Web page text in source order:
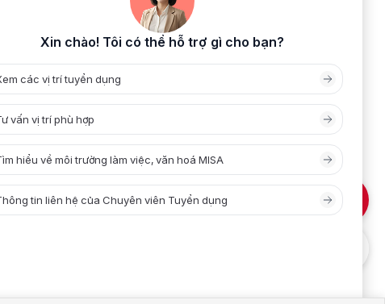
Apply
TIN TỨC TUYỂN DỤNG HỢP TÁC LIÊN HỆ